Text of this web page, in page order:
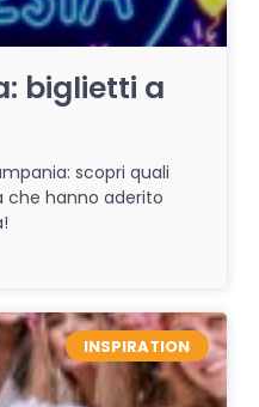
biglietti a
scopri quali
che hanno aderito
INSPIRATION